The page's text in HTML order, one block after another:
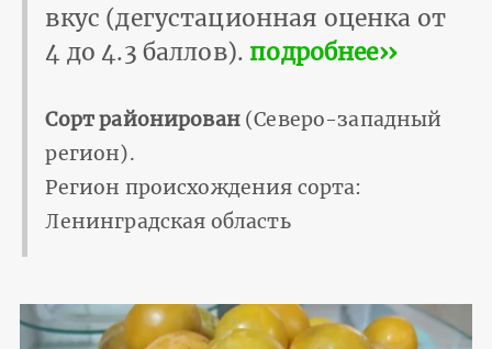
вкус (дегустационная оценка от
4 до 4.3 баллов). подробнее››
Сорт районирован(Северо-западный
регион).
Регион происхождения сорта:
Ленинградская область